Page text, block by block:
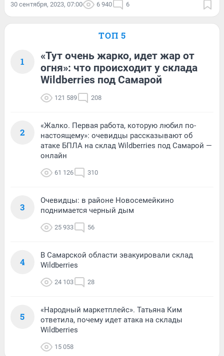
30 сентября, 2023, 07:00 6 940 6
ТОП 5
1
«Тут очень жарко, идет жар от
огня»: что происходит у склада
Wildberries под Самарой
121 589 208
2
«Жалко. Первая работа, которую любил по-
настоящему»: очевидцы рассказывают об
атаке БПЛА на склад Wildberries под Самарой —
онлайн
61 126 310
3
Очевидцы: в районе Новосемейкино
поднимается черный дым
25 933 56
4
В Самарской области эвакуировали склад
Wildberries
24 103 28
5
«Народный маркетплейс». Татьяна Ким
ответила, почему идет атака на склады
Wildberries
15 058